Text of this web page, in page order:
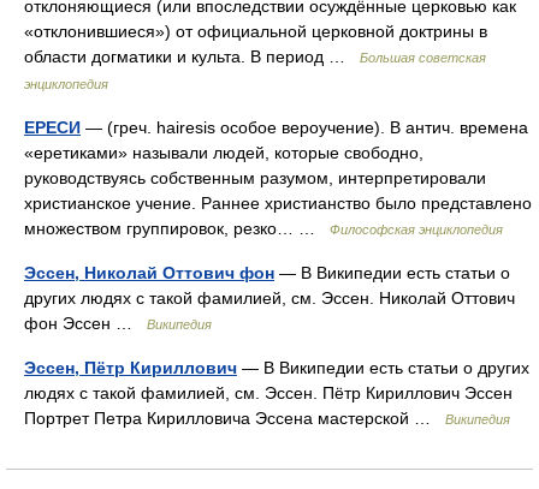
отклоняющиеся (или впоследствии осуждённые церковью как
«отклонившиеся») от официальной церковной доктрины в
области догматики и культа. В период …
Большая советская
энциклопедия
ЕРЕСИ — (греч. hairesis особое вероучение). В антич. времена
«еретиками» называли людей, которые свободно,
руководствуясь собственным разумом, интерпретировали
христианское учение. Раннее христианство было представлено
множеством группировок, резко… …
Философская энциклопедия
Эссен, Николай Оттович фон — В Википедии есть статьи о
других людях с такой фамилией, см. Эссен. Николай Оттович
фон Эссен …
Википедия
Эссен, Пётр Кириллович — В Википедии есть статьи о других
людях с такой фамилией, см. Эссен. Пётр Кириллович Эссен
Портрет Петра Кирилловича Эссена мастерской …
Википедия